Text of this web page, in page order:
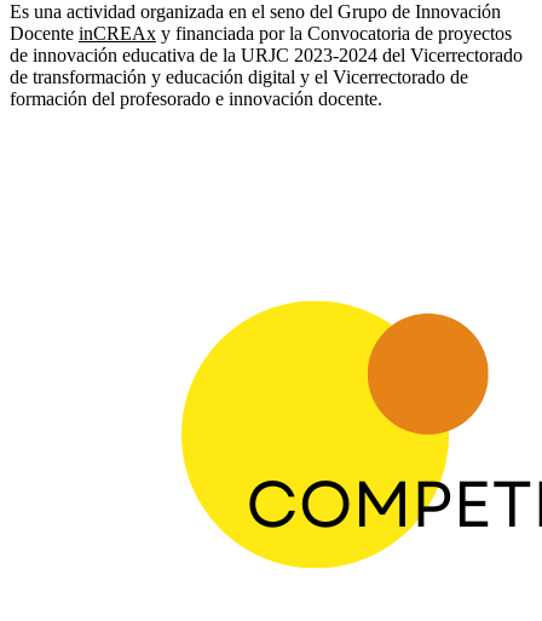
Es una actividad organizada en el seno del Grupo de Innovación
Docente inCREAx y financiada por la Convocatoria de proyectos
de innovación educativa de la URJC 2023-2024 del Vicerrectorado
de transformación y educación digital y el Vicerrectorado de
formación del profesorado e innovación docente.